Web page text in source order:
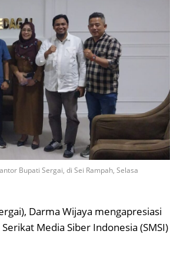
Bupati Sergai, di Sei Rampah, Selasa
Darma Wijaya mengapresiasi
Media Siber Indonesia (SMSI)